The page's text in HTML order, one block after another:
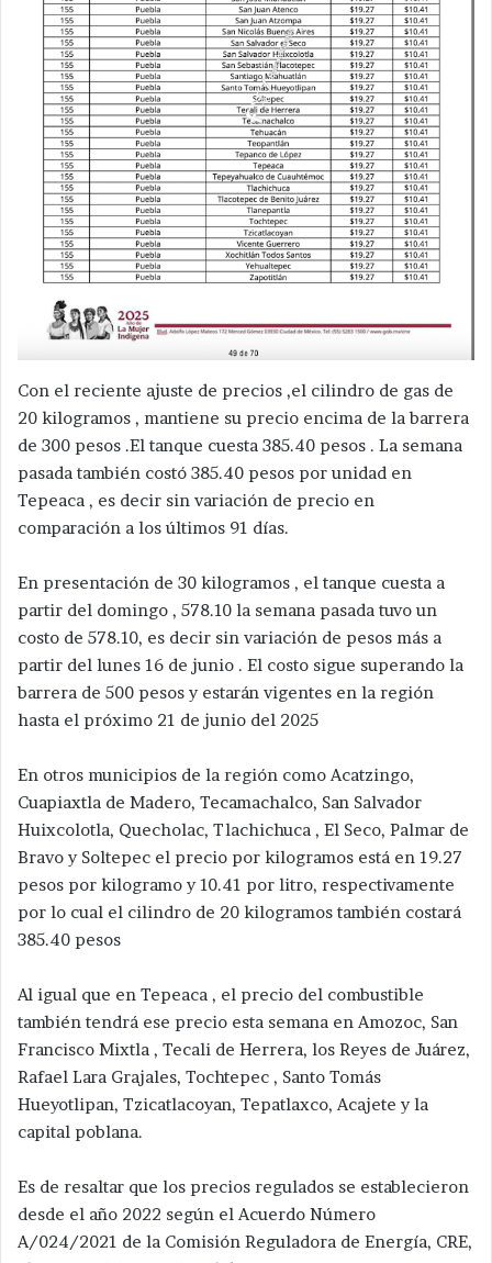
Con el reciente ajuste de precios ,el cilindro de gas de
20 kilogramos , mantiene su precio encima de la barrera
de 300 pesos .El tanque cuesta 385.40 pesos . La semana
pasada también costó 385.40 pesos por unidad en
Tepeaca , es decir sin variación de precio en
comparación a los últimos 91 días.
En presentación de 30 kilogramos , el tanque cuesta a
partir del domingo , 578.10 la semana pasada tuvo un
costo de 578.10, es decir sin variación de pesos más a
partir del lunes 16 de junio . El costo sigue superando la
barrera de 500 pesos y estarán vigentes en la región
hasta el próximo 21 de junio del 2025
En otros municipios de la región como Acatzingo,
Cuapiaxtla de Madero, Tecamachalco, San Salvador
Huixcolotla, Quecholac, Tlachichuca , El Seco, Palmar de
Bravo y Soltepec el precio por kilogramos está en 19.27
pesos por kilogramo y 10.41 por litro, respectivamente
por lo cual el cilindro de 20 kilogramos también costará
385.40 pesos
Al igual que en Tepeaca , el precio del combustible
también tendrá ese precio esta semana en Amozoc, San
Francisco Mixtla , Tecali de Herrera, los Reyes de Juárez,
Rafael Lara Grajales, Tochtepec , Santo Tomás
Hueyotlipan, Tzicatlacoyan, Tepatlaxco, Acajete y la
capital poblana.
Es de resaltar que los precios regulados se establecieron
desde el año 2022 según el Acuerdo Número
A/024/2021 de la Comisión Reguladora de Energía, CRE,